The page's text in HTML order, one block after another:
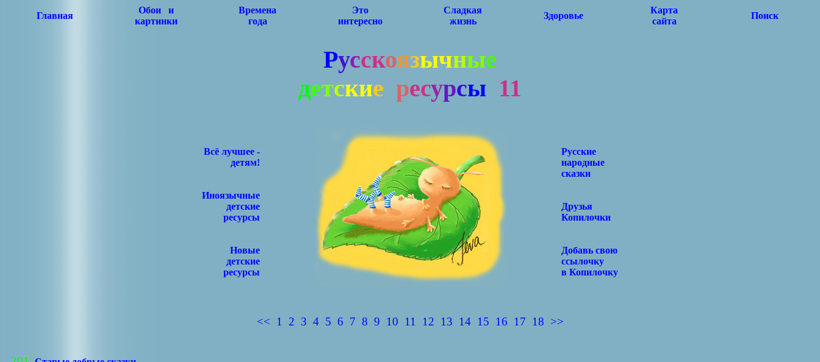
Главная
Обои и
картинки
Времена
года
Это
интересно
Сладкая
жизнь
Здоровье
Карта
сайта
Поиск
Русскоязычные
детские ресурсы 11
Всё лучшее -
детям!
Иноязычные
детские
ресурсы
Новые
детские
ресурсы
Русские
народные
сказки
Друзья
Копилочки
Добавь свою
ссылочку
в Копилочку
<< 1 2 3 4 5 6 7 8 9 10 11 12 13 14 15 16 17 18 >>